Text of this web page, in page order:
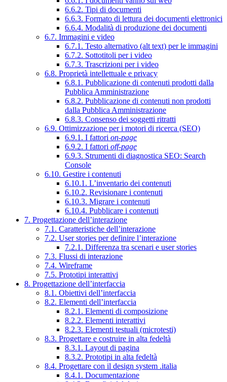
6.6.2. Tipi di documenti
6.6.3. Formato di lettura dei documenti elettronici
6.6.4. Modalità di produzione dei documenti
6.7. Immagini e video
6.7.1. Testo alternativo (alt text) per le immagini
6.7.2. Sottotitoli per i video
6.7.3. Trascrizioni per i video
6.8. Proprietà intellettuale e privacy
6.8.1. Pubblicazione di contenuti prodotti dalla
Pubblica Amministrazione
6.8.2. Pubblicazione di contenuti non prodotti
dalla Pubblica Amministrazione
6.8.3. Consenso dei soggetti ritratti
6.9. Ottimizzazione per i motori di ricerca (SEO)
6.9.1. I fattori on-page
6.9.2. I fattori off-page
6.9.3. Strumenti di diagnostica SEO: Search
Console
6.10. Gestire i contenuti
6.10.1. L’inventario dei contenuti
6.10.2. Revisionare i contenuti
6.10.3. Migrare i contenuti
6.10.4. Pubblicare i contenuti
7. Progettazione dell’interazione
7.1. Caratteristiche dell’interazione
7.2. User stories per definire l’interazione
7.2.1. Differenza tra scenari e user stories
7.3. Flussi di interazione
7.4. Wireframe
7.5. Prototipi interattivi
8. Progettazione dell’interfaccia
8.1. Obiettivi dell’interfaccia
8.2. Elementi dell’interfaccia
8.2.1. Elementi di composizione
8.2.2. Elementi interattivi
8.2.3. Elementi testuali (microtesti)
8.3. Progettare e costruire in alta fedeltà
8.3.1. Layout di pagina
8.3.2. Prototipi in alta fedeltà
8.4. Progettare con il design system .italia
8.4.1. Documentazione